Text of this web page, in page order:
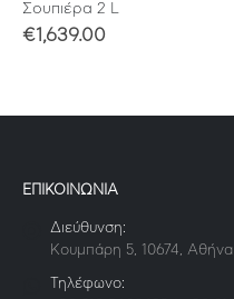
Σουπιέρα 2 L
€1,639.00
ΕΠΙΚΟΙΝΩΝΙΑ
Διεύθυνση:
Κουμπάρη 5, 10674, Αθήνα
Τηλέφωνο: